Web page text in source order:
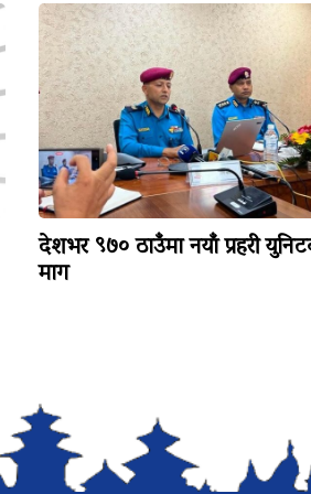
देशभर ९७० ठाउँमा नयाँ प्रहरी
माग